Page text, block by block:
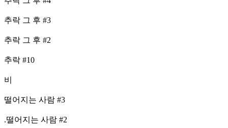
추락 그 후 #3
추락 그 후 #2
추락 #10
비
떨어지는 사람 #3
.떨어지는 사람 #2